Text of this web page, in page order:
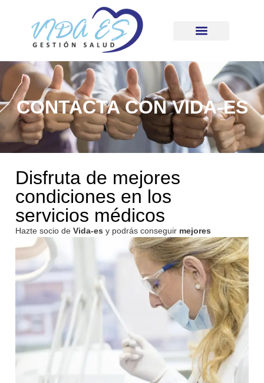
CONTACTA CON VIDA-ES
Disfruta de mejores
condiciones en los
servicios médicos
Hazte socio de Vida-es y podrás conseguir mejores